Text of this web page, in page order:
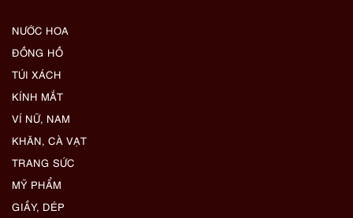
NƯỚC HOA
ĐỒNG HỒ
TÚI XÁCH
KÍNH MẮT
VÍ NỮ, NAM
KHĂN, CÀ VẠT
TRANG SỨC
MỸ PHẨM
GIẦY, DÉP